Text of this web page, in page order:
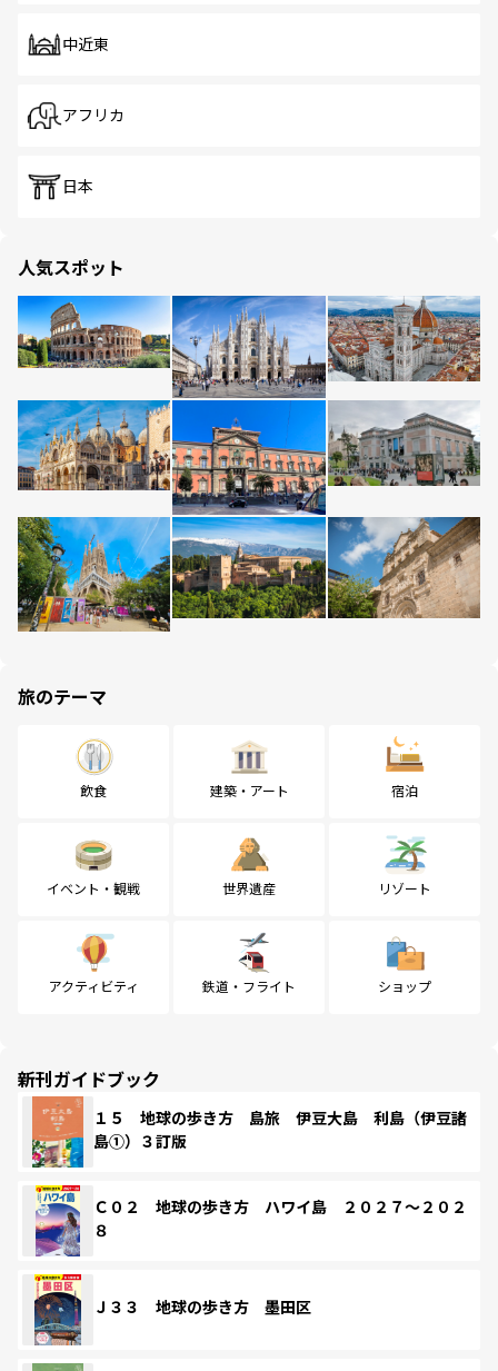
中近東
アフリカ
日本
人気スポット
旅のテーマ
飲食 建築・アート 宿泊
イベント・観戦 世界遺産 リゾート
アクティビティ 鉄道・フライト ショップ
新刊ガイドブック
１５ 地球の歩き方 島旅 伊豆大島 利島（伊豆諸
島①）３訂版
Ｃ０２ 地球の歩き方 ハワイ島 ２０２７～２０２
８
Ｊ３３ 地球の歩き方 墨田区